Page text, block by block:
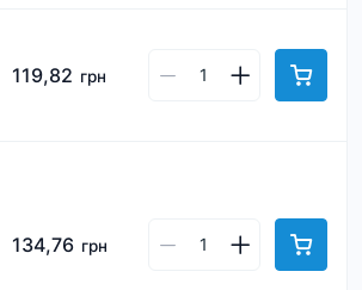
119,82 грн
134,76 грн